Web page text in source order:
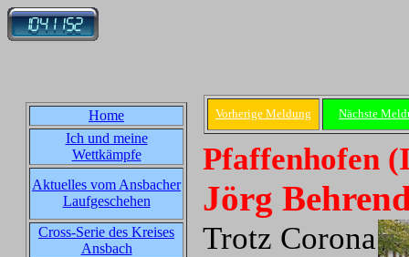
Home
Ich und meine
Wettkämpfe
Aktuelles vom Ansbacher
Laufgeschehen
Cross-Serie des Kreises
Ansbach
Vorherige Meldung Nächste
Pfaffenhofen
Jörg
Trotz Corona